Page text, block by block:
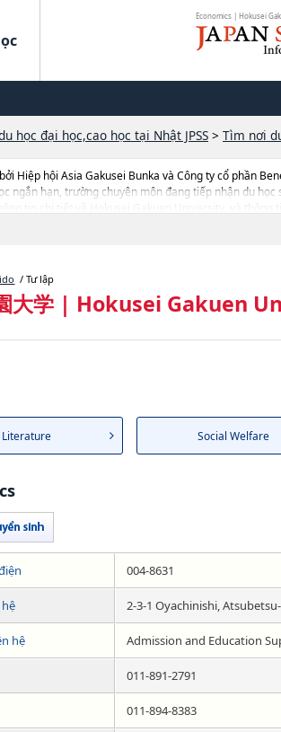
học đại học,cao học tại Nhật JPSS > Tìm nơi
Hiệp hội Asia Gakusei Bunka và Công ty cổ phần
ngắn hạn, trường chuyên môn đang tiếp nhận du học
tin chi tiết về Hokusei Gakuen University, và
/ Tư lập
大学 | Hokusei Gakuen
Literature Social Welfare
004-8631
2-3-1 Oyachinishi,
hệ Admission and Education
011-891-2791
011-894-8383